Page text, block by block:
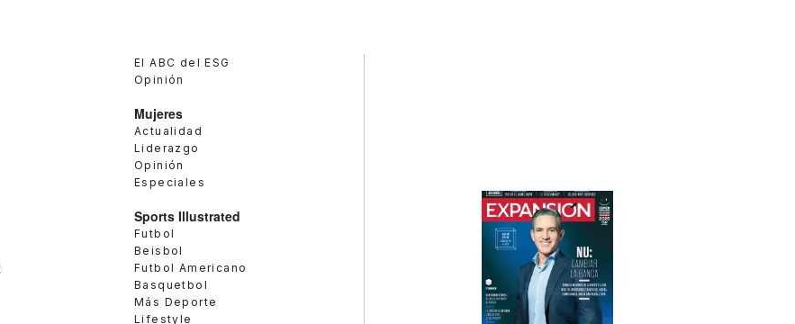
El ABC del ESG
Opinión
Mujeres
Actualidad
Liderazgo
Opinión
Especiales
Sports Illustrated
Futbol
Beisbol
Futbol Americano
Basquetbol
Más Deporte
Lifestyle